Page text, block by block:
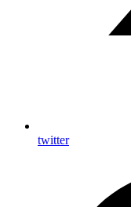
twitter